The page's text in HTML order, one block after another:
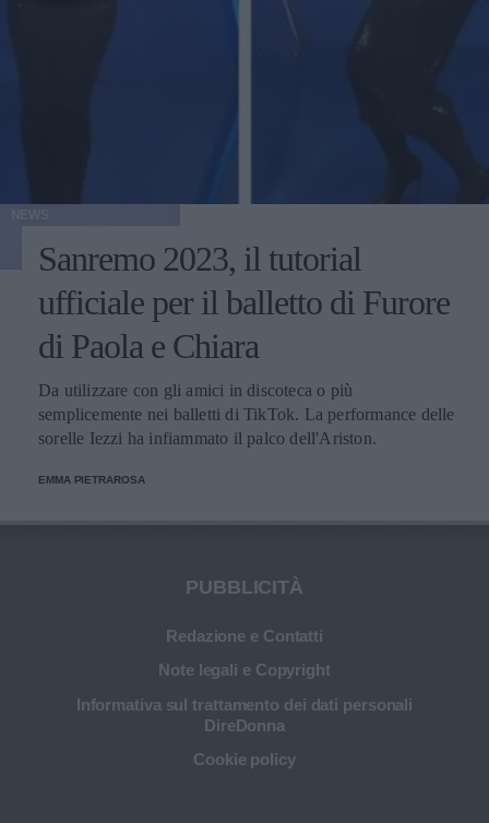
Sanremo 2023, il tutorial
ufficiale per il balletto di Furore
di Paola e Chiara
Da utilizzare con gli amici in discoteca o più
semplicemente nei balletti di TikTok. La performance delle
sorelle Iezzi ha infiammato il palco dell'Ariston.
EMMA PIETRAROSA
PUBBLICITÀ
Redazione e Contatti
Note legali e Copyright
Informativa sul trattamento dei dati personali
DireDonna
Cookie policy